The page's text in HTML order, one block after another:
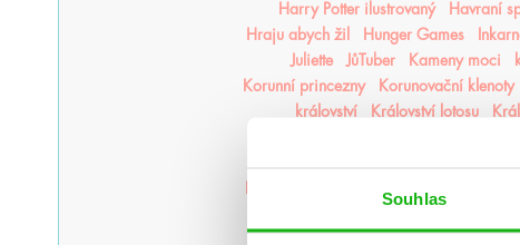
Souhlas
Harry Potter ilustrovaný
Havraní
Hraju abych žil
Hunger Games
Juliette
JůTuber Kameny moci
Korunní princezny
Korunovační klenoty
království
Království lotosu